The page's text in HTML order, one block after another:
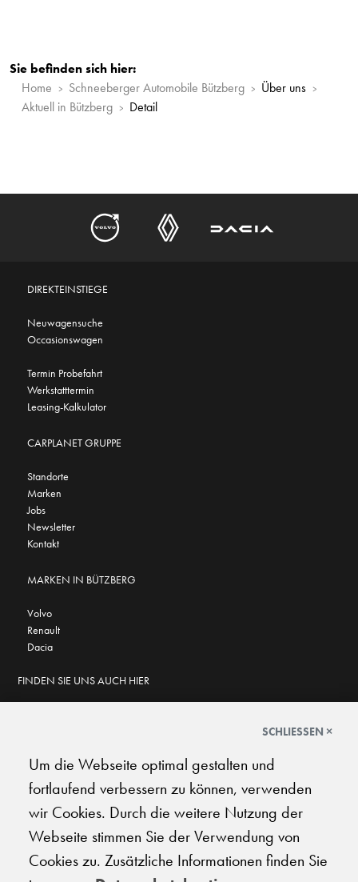
Sie befinden sich hier:
Home
Schneeberger Automobile Bützberg
Über uns
Aktuell in Bützberg
Detail
DIREKTEINSTIEGE
Neuwagensuche
Occasionswagen
Termin Probefahrt
Werkstatttermin
Leasing-Kalkulator
CARPLANET GRUPPE
Standorte
Marken
Jobs
Newsletter
Kontakt
MARKEN IN BÜTZBERG
Volvo
Renault
Dacia
FINDEN SIE UNS AUCH HIER
4.7 ★★★★★
★★★★★
SCHLIESSEN ×
Um die Webseite optimal gestalten und
fortlaufend verbessern zu können, verwenden
wir Cookies. Durch die weitere Nutzung der
Webseite stimmen Sie der Verwendung von
Cookies zu. Zusätzliche Informationen finden Sie